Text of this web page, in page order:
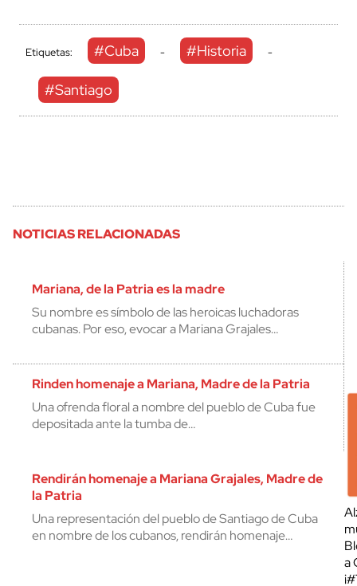
Etiquetas: #Cuba - #Historia -
#Santiago
NOTICIAS RELACIONADAS
Mariana, de la Patria es la madre
Su nombre es símbolo de las heroicas luchadoras
cubanas. Por eso, evocar a Mariana Grajales…
Rinden homenaje a Mariana, Madre de la Patria
Una ofrenda floral a nombre del pueblo de Cuba fue
depositada ante la tumba de…
Rendirán homenaje a Mariana Grajales, Madre de
la Patria
Una representación del pueblo de Santiago de Cuba
en nombre de los cubanos, rendirán homenaje…
a